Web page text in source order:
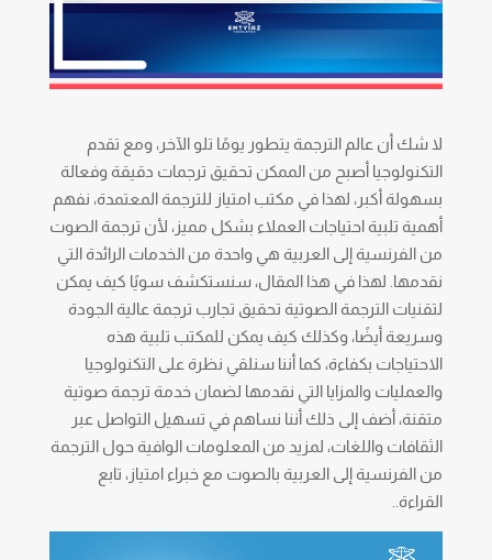
لا شك أن عالم الترجمة يتطور يومًا تلو الآخر، ومع تقدم
التكنولوجيا أصبح من الممكن تحقيق ترجمات دقيقة وفعالة
بسهولة أكبر، لهذا في مكتب امتياز للترجمة المعتمدة، نفهم
أهمية تلبية احتياجات العملاء بشكل مميز، لأن ترجمة الصوت
من الفرنسية إلى العربية هي واحدة من الخدمات الرائدة التي
نقدمها. لهذا في هذا المقال، سنستكشف سويًا كيف يمكن
لتقنيات الترجمة الصوتية تحقيق تجارب ترجمة عالية الجودة
وسريعة أيضًا، وكذلك كيف يمكن للمكتب تلبية هذه
الاحتياجات بكفاءة، كما أننا سنلقي نظرة على التكنولوجيا
والعمليات والمزايا التي نقدمها لضمان خدمة ترجمة صوتية
متقنة، أضف إلى ذلك أننا نساهم في تسهيل التواصل عبر
الثقافات واللغات، لمزيد من المعلومات الوافية حول الترجمة
من الفرنسية إلى العربية بالصوت مع خبراء امتياز، تابع
القراءة..
مشغل